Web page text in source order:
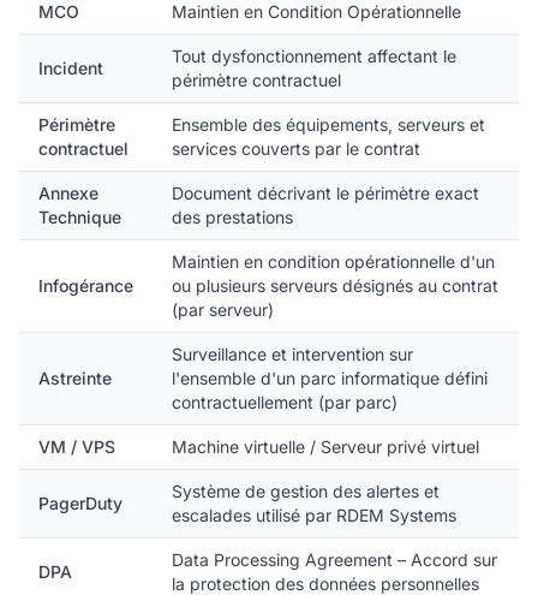
MCO Maintien en Condition Opérationnelle
Incident
Tout dysfonctionnement affectant le
périmètre contractuel
Périmètre
contractuel
Ensemble des équipements, serveurs et
services couverts par le contrat
Annexe
Technique
Document décrivant le périmètre exact
des prestations
Infogérance
Maintien en condition opérationnelle d'un
ou plusieurs serveurs désignés au contrat
(par serveur)
Astreinte
Surveillance et intervention sur
l'ensemble d'un parc informatique défini
contractuellement (par parc)
VM / VPS Machine virtuelle / Serveur privé virtuel
PagerDuty
Système de gestion des alertes et
escalades utilisé par RDEM Systems
DPA
Data Processing Agreement – Accord sur
la protection des données personnelles